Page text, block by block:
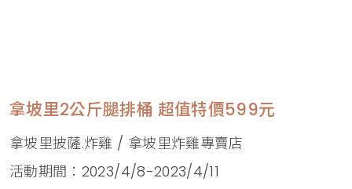
拿坡里2公斤腿排桶 超值特價599元
拿坡里披薩.炸雞 / 拿坡里炸雞專賣店
活動期間：2023/4/8-2023/4/11